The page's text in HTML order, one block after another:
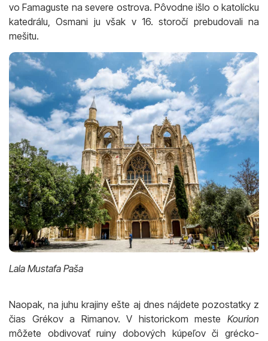
vo Famaguste na severe ostrova. Pôvodne išlo o katolícku
katedrálu, Osmani ju však v 16. storočí prebudovali na
mešitu.
Lala Mustafa Paša
Naopak, na juhu krajiny ešte aj dnes nájdete pozostatky z
čias Grékov a Rimanov. V historickom meste Kourion
môžete obdivovať ruiny dobových kúpeľov či grécko-